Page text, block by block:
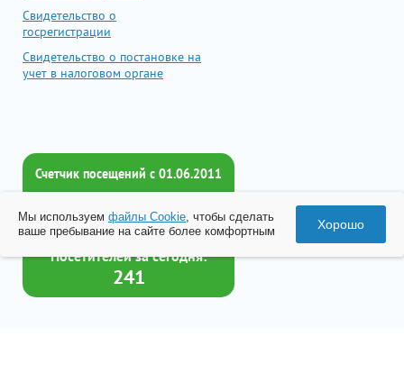
Свидетельство о
госрегистрации
Свидетельство о постановке на
учет в налоговом органе
Счетчик посещений c 01.06.2011
Всего посетителей:
2015773
Посетителей за сегодня:
241
Мы используем файлы Cookie, чтобы сделать
ваше пребывание на сайте более комфортным
Хорошо